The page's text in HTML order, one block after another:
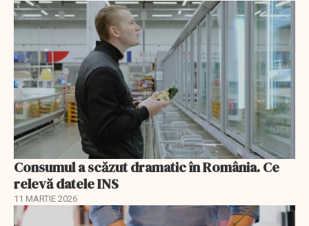
Consumul a scăzut dramatic în România. Ce
relevă datele INS
11 MARTIE 2026